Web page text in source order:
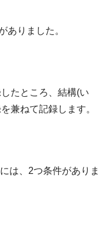
ありました。
たところ、結構(い
兼ねて記録します。
は、2つ条件がありま